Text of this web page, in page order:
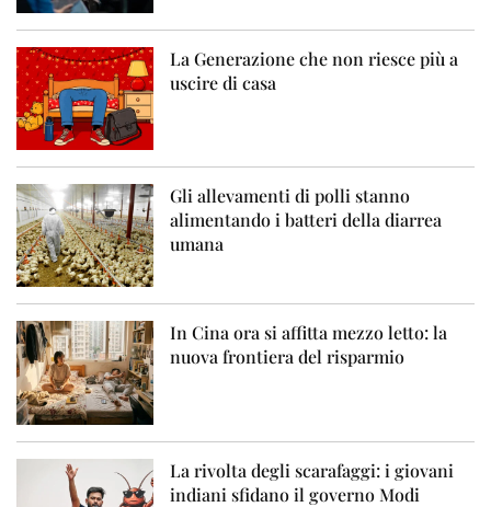
La Generazione che non riesce più a
uscire di casa
Gli allevamenti di polli stanno
alimentando i batteri della diarrea
umana
In Cina ora si affitta mezzo letto: la
nuova frontiera del risparmio
La rivolta degli scarafaggi: i giovani
indiani sfidano il governo Modi